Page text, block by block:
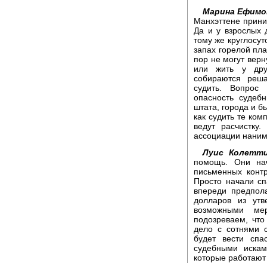
Марина
Манхэттене
Да и у взрослых
тому же
запах горелой
пор не могут
или жить у
собираются
судить. Вопрос
опасность
штата, города и
как судить те
ведут
ассоциации
Луис
помощь. Они
письменных
Просто начали
впереди
долларов из
возможными
подозреваем,
дело с сотнями
будет вести
судебными
которые